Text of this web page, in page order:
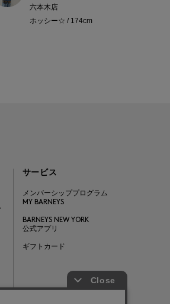
六本木店
ホッシー☆ / 174cm
サービス
メンバーシッププログラム
MY BARNEYS
BARNEYS NEW YORK
公式アプリ
ギフトカード